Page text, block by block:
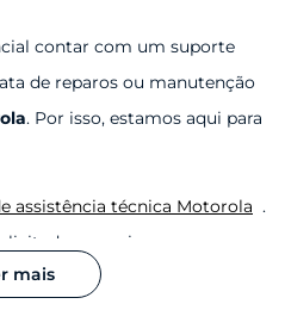
contar com um suporte
de reparos ou manutenção
. Por isso, estamos aqui para
assistência técnica Motorola .
e, assim que
do seu dispositivo,
mais